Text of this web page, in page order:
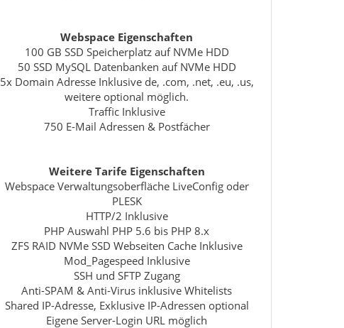
Webspace Eigenschaften
100 GB SSD Speicherplatz auf NVMe HDD
50 SSD MySQL Datenbanken auf NVMe HDD
5x Domain Adresse Inklusive de, .com, .net, .eu, .us,
weitere optional möglich.
Traffic Inklusive
750 E-Mail Adressen & Postfächer
Weitere Tarife Eigenschaften
Webspace Verwaltungsoberfläche LiveConfig oder
PLESK
HTTP/2 Inklusive
PHP Auswahl PHP 5.6 bis PHP 8.x
ZFS RAID NVMe SSD Webseiten Cache Inklusive
Mod_Pagespeed Inklusive
SSH und SFTP Zugang
Anti-SPAM & Anti-Virus inklusive Whitelists
Shared IP-Adresse, Exklusive IP-Adressen optional
Eigene Server-Login URL möglich